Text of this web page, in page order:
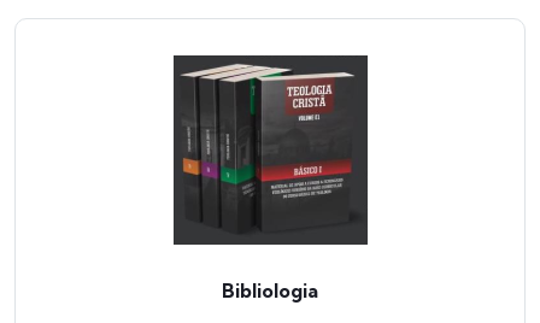
Bibliologia